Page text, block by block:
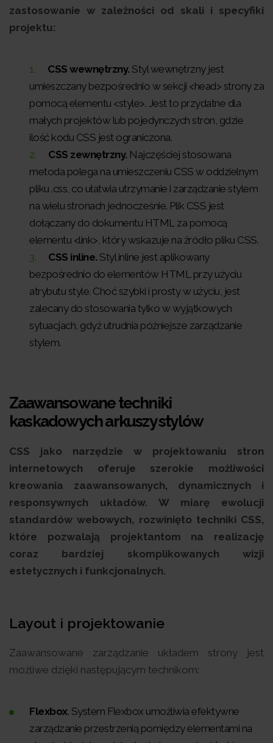
zastosowanie w zależności od skali i specyfiki
projektu:
CSS wewnętrzny. Styl wewnętrzny jest
umieszczany bezpośrednio w sekcji <head> strony za
pomocą elementu <style>. Jest to przydatne dla
małych projektów lub pojedynczych stron, gdzie
ilość kodu CSS jest ograniczona.
CSS zewnętrzny. Najczęściej stosowana
metoda polega na umieszczeniu CSS w oddzielnym
pliku .css, co ułatwia utrzymanie i zarządzanie stylem
na wielu stronach jednocześnie. Plik CSS jest
dołączany do dokumentu HTML za pomocą
elementu <link>, który wskazuje na źródło pliku CSS.
CSS inline. Styl inline jest aplikowany
bezpośrednio do elementów HTML przy użyciu
atrybutu style. Choć szybki i prosty w użyciu, jest
zalecany do stosowania tylko w wyjątkowych
sytuacjach, gdyż utrudnia późniejsze zarządzanie
stylem.
Zaawansowane techniki
kaskadowych arkuszy stylów
CSS jako narzędzie w projektowaniu stron
internetowych oferuje szerokie możliwości
kreowania zaawansowanych, dynamicznych i
responsywnych układów. W miarę ewolucji
standardów webowych, rozwinięto techniki CSS,
które pozwalają projektantom na realizację
coraz bardziej skomplikowanych wizji
estetycznych i funkcjonalnych.
Layout i projektowanie
Zaawansowane zarządzanie układem strony jest
możliwe dzięki następującym technikom:
Flexbox. System Flexbox umożliwia efektywne
zarządzanie przestrzenią pomiędzy elementami na